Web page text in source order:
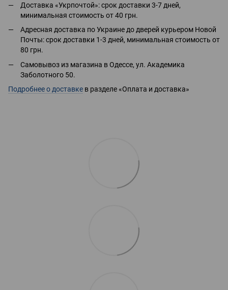
Доставка «Укрпочтой»: срок доставки 3-7 дней,
минимальная стоимость от 40 грн.
Адресная доставка по Украине до дверей курьером Новой
Почты: срок доставки 1-3 дней, минимальная стоимость от
80 грн.
Самовывоз из магазина в Одессе, ул. Академика
Заболотного 50.
Подробнее о доставке в разделе «Оплата и доставка»